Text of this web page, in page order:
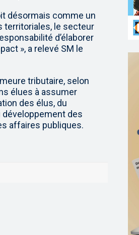
désormais comme un
territoriales, le secteur
d’élaborer
», a relevé SM le
tributaire, selon
élues à assumer
des élus, du
des
affaires publiques.